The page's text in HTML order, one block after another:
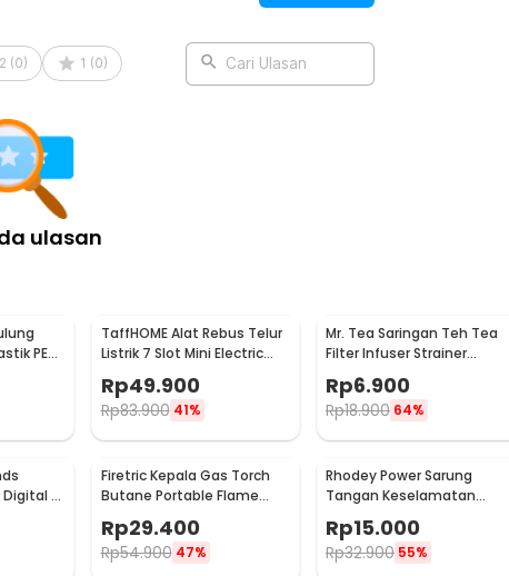
Trash Bin - M30
2 (0) 1 (0) Cari Ulasan
ulasan
PE
TaffHOME Alat Rebus Telur
Listrik 7 Slot Mini Electric
Rp49.900
Rp83.900 41%
Mr. Tea Saringan Teh Tea
Filter Infuser Strainer
Chilling Man Silicon - MR03
Rp6.900
Rp18.900 64%
Digital 6
Firetric Kepala Gas Torch
Butane Portable Flame
Rp29.400
Rp54.900 47%
Rhodey Power Sarung
Tangan Keselamatan
EN388
Rp15.000
Rp32.900 55%